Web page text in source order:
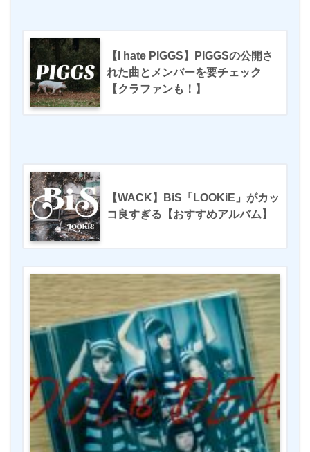
【I hate PIGGS】PIGGSの公開さ
れた曲とメンバーを要チェック
【クラファンも！】
【WACK】BiS「LOOKiE」がカッ
コ良すぎる【おすすめアルバム】